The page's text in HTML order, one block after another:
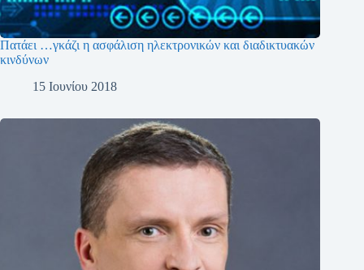
Πατάει …γκάζι η ασφάλιση ηλεκτρονικών και διαδικτυακών
κινδύνων
15 Ιουνίου 2018